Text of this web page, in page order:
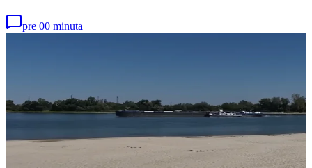
pre 00 minuta